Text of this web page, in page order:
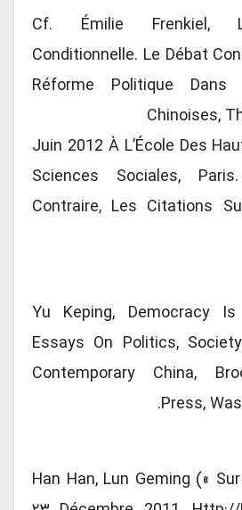
Cf. Émilie Frenkiel,
Conditionnelle. Le Débat
Réforme Politique
Chinoises,
25 Juin 2012 À L’École Des
Sciences Sociales,
Contraire, Les Citations
Yu Keping, Democracy
Essays On Politics,
Contemporary China,
Press,
Han Han, Lun Geming («